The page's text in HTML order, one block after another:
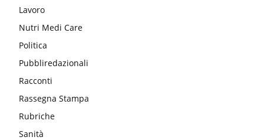
Lavoro
Nutri Medi Care
Politica
Pubbliredazionali
Racconti
Rassegna Stampa
Rubriche
Sanità